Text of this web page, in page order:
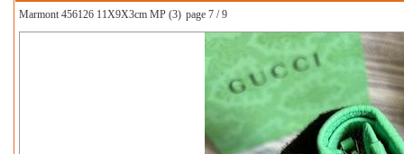
Marmont 456126 11X9X3cm MP (3) page 7 / 9
上一张